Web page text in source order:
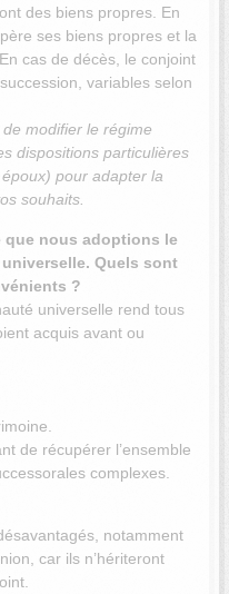
des biens propres. En
ses biens propres et la
cas de décès, le conjoint
variables selon
modifier le régime
dispositions particulières
pour adapter la
souhaits.
nous adoptions le
Quels sont
?
universelle rend tous
acquis avant ou
de récupérer l’ensemble
complexes.
notamment
car ils n’hériteront